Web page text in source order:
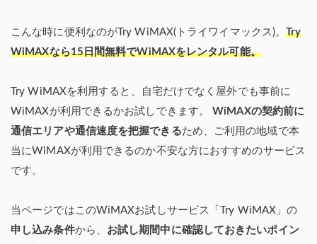
こんな時に便利なのがTry WiMAX(トライワイマックス)。Try
WiMAXなら15日間無料でWiMAXをレンタル可能。
Try WiMAXを利用すると、自宅だけでなく屋外でも事前に
WiMAXが利用できるかお試しできます。WiMAXの契約前に
通信エリアや通信速度を把握できるため、ご利用の地域で本
当にWiMAXが利用できるのか不安な方におすすめのサービス
です。
当ページではこのWiMAXお試しサービス「Try WiMAX」の
申し込み条件から、 お試し期間中に確認しておきたいポイン